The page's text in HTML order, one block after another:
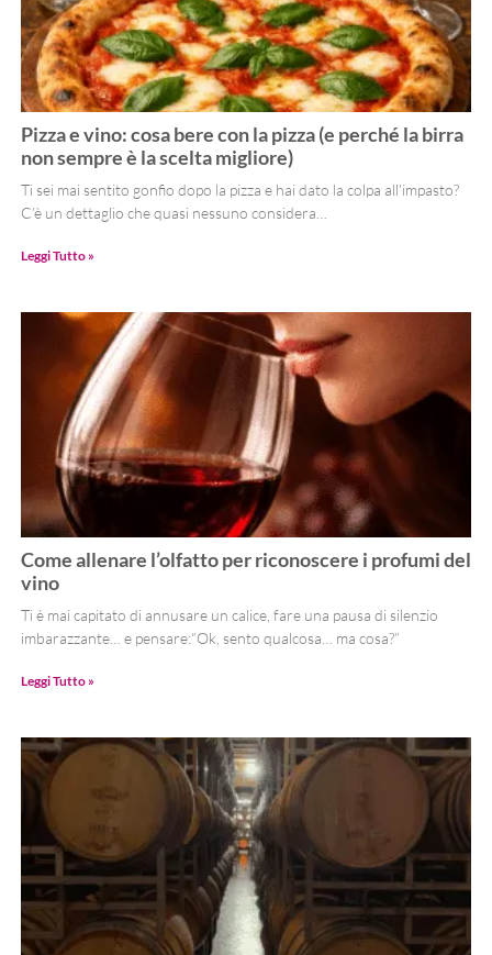
Pizza e vino: cosa bere con la pizza (e perché la birra
non sempre è la scelta migliore)
Ti sei mai sentito gonfio dopo la pizza e hai dato la colpa all’impasto?
C’è un dettaglio che quasi nessuno considera…
Leggi Tutto »
Come allenare l’olfatto per riconoscere i profumi del
vino
Ti è mai capitato di annusare un calice, fare una pausa di silenzio
imbarazzante… e pensare:“Ok, sento qualcosa… ma cosa?”
Leggi Tutto »